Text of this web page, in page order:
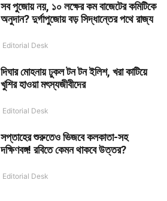
সব পুজোয় নয়, ১০ লক্ষের কম বাজেটের কমিটিকে
অনুদান? দুর্গাপুজোয় বড় সিদ্ধান্তের পথে রাজ্য
Editorial Desk
দিঘার মোহনায় ঢুকল টন টন ইলিশ, খরা কাটিয়ে
খুশির হাওয়া মৎস্যজীবীদের
Editorial Desk
সপ্তাহের শুরুতেও ভিজবে কলকাতা-সহ
দক্ষিণবঙ্গ! রবিতে কেমন থাকবে উত্তর?
Editorial Desk